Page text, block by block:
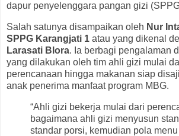
dapur penyelenggara pangan gizi
Salah satunya disampaikan oleh Nur
SPPG Karangjati 1 atau yang dikenal
Larasati Blora. Ia berbagi pengalaman
yang dilakukan oleh tim ahli gizi mulai
perencanaan hingga makanan siap
anak penerima manfaat program MBG.
“Ahli gizi bekerja mulai dari
bagaimana ahli gizi menyusun
standar porsi, kemudian pola